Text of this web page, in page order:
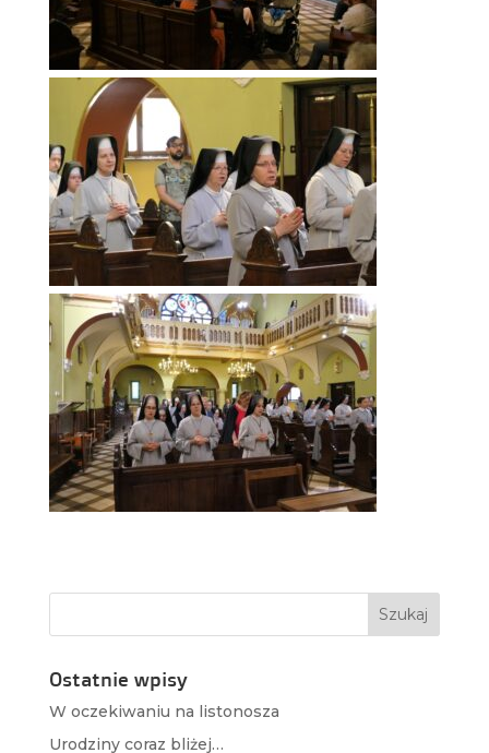
Ostatnie wpisy
W oczekiwaniu na listonosza
Urodziny coraz bliżej…